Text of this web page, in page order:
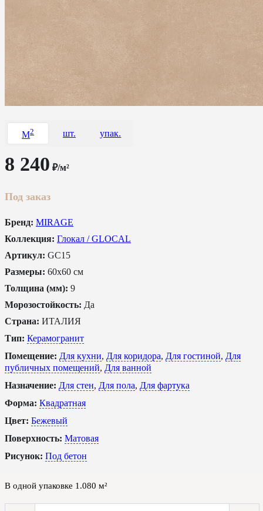
M2 шт. упак.
8 240 ₽/м²
Под заказ
Бренд: MIRAGE
Коллекция: Глокал / GLOCAL
Артикул: GC15
Размеры: 60x60 см
Толщина (мм): 9
Морозостойкость: Да
Страна: ИТАЛИЯ
Тип: Керамогранит
Помещение: Для кухни, Для коридора, Для гостиной, Для
публичных помещений, Для ванной
Назначение: Для стен, Для пола, Для фартука
Форма: Квадратная
Цвет: Бежевый
Поверхность: Матовая
Рисунок: Под бетон
В одной упаковке 1.080 м²